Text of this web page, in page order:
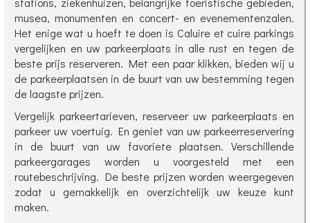
musea, monumenten en concert- en evenementenzalen.
Het enige wat u hoeft te doen is Caluire et cuire parkings
vergelijken en uw parkeerplaats in alle rust en tegen de
beste prijs reserveren. Met een paar klikken, bieden wij u
de parkeerplaatsen in de buurt van uw bestemming tegen
de laagste prijzen.
Vergelijk parkeertarieven, reserveer uw parkeerplaats en
parkeer uw voertuig. En geniet van uw parkeerreservering
in de buurt van uw favoriete plaatsen. Verschillende
parkeergarages worden u voorgesteld met een
routebeschrijving. De beste prijzen worden weergegeven
zodat u gemakkelijk en overzichtelijk uw keuze kunt
maken.